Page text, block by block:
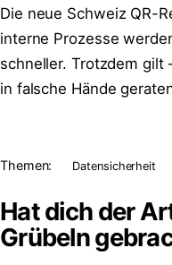
Die neue Schweiz QR-
interne Prozesse
schneller. Trotzdem gilt
in falsche Hände
Themen: Datensicherheit
Hat dich der
Grübeln